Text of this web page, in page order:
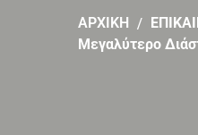
ΑΡΧΙΚΗ
Μεγαλύτερο